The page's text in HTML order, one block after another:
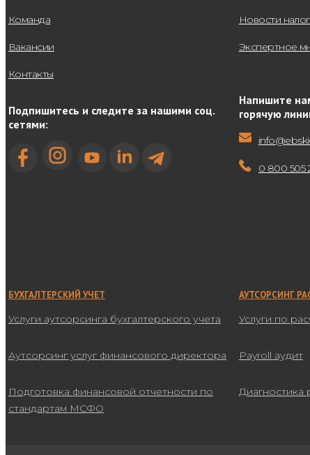
Команда
Вакансии
Контакты
Подпишитесь и следите за нашими соц.
сетями:
Новости
Экспертное
Напишите
горячую
0 800 505
БУХГАЛТЕРСКИЙ УЧЕТ
Услуги аутсорсинга бухгалтерского учета
Аутсорсинг услуг финансового директора
Подготовка финансовой отчетности по
стандартам МСФО
АУТСОРСИНГ
Услуги по
Payroll аудит
Диагностика